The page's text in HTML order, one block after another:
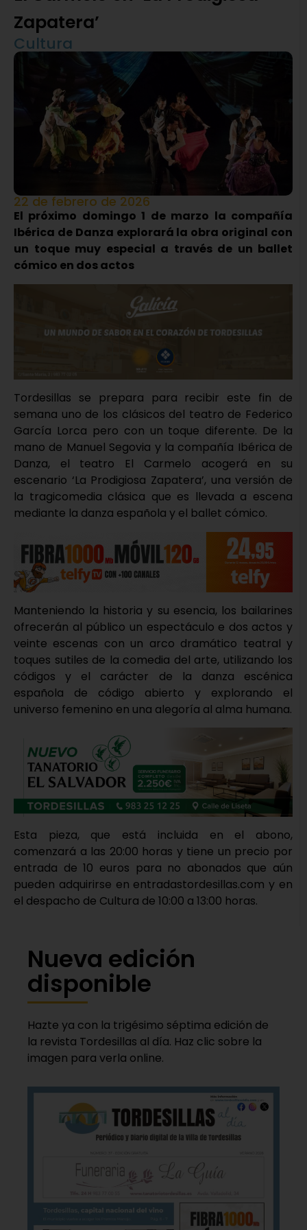
Zapatera’
Cultura
22 de febrero de 2026
El próximo domingo 1 de marzo la compañía
Ibérica de Danza explorará la obra original con
un toque muy especial a través de un ballet
cómico en dos actos
Tordesillas se prepara para recibir este fin de
semana uno de los clásicos del teatro de Federico
García Lorca pero con un toque diferente. De la
mano de Manuel Segovia y la compañía Ibérica de
Danza, el teatro El Carmelo acogerá en su
escenario ‘La Prodigiosa Zapatera’, una versión de
la tragicomedia clásica que es llevada a escena
mediante la danza española y el ballet cómico.
Manteniendo la historia y su esencia, los bailarines
ofrecerán al público un espectáculo e dos actos y
veinte escenas con un arco dramático teatral y
toques sutiles de la comedia del arte, utilizando los
códigos y el carácter de la danza escénica
española de código abierto y explorando el
universo femenino en una alegoría al alma humana.
Esta pieza, que está incluida en el abono,
comenzará a las 20:00 horas y tiene un precio por
entrada de 10 euros para no abonados que aún
pueden adquirirse en entradastordesillas.com y en
el despacho de Cultura de 10:00 a 13:00 horas.
Nueva edición
disponible
Hazte ya con la trigésimo séptima edición de
la revista Tordesillas al día. Haz clic sobre la
imagen para verla online.